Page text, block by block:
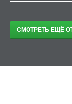
СМОТРЕТЬ ЕЩЁ